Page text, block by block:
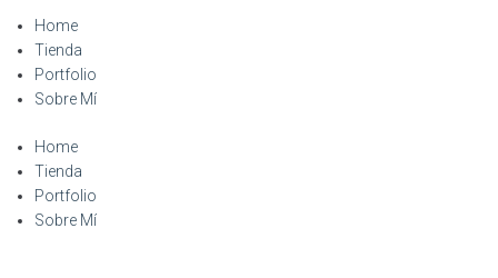
Home
Tienda
Portfolio
Sobre Mí
Home
Tienda
Portfolio
Sobre Mí